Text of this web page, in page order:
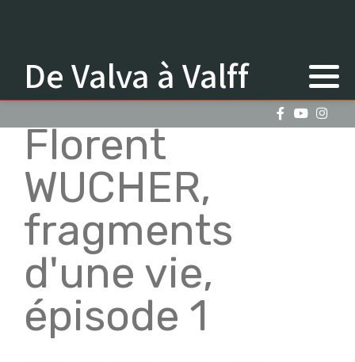
De Valva à Valff
Florent
WUCHER,
fragments
d'une vie,
épisode 1